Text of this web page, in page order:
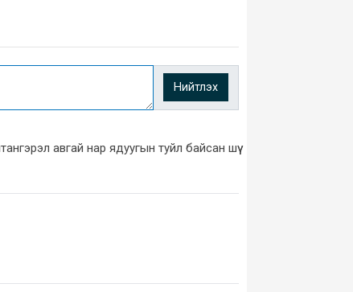
Нийтлэх
авгай нар ядуугын туйл байсан шүү